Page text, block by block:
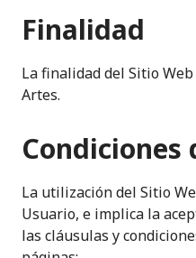
Finalidad
La finalidad del Sitio
Artes.
Condiciones
La utilización del Sitio
Usuario, e implica la
las cláusulas y